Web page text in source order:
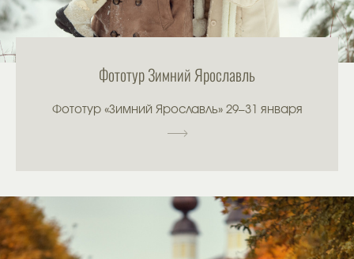
Фототур Зимний Ярославль
Фототур «Зимний Ярославль» 29–31 января